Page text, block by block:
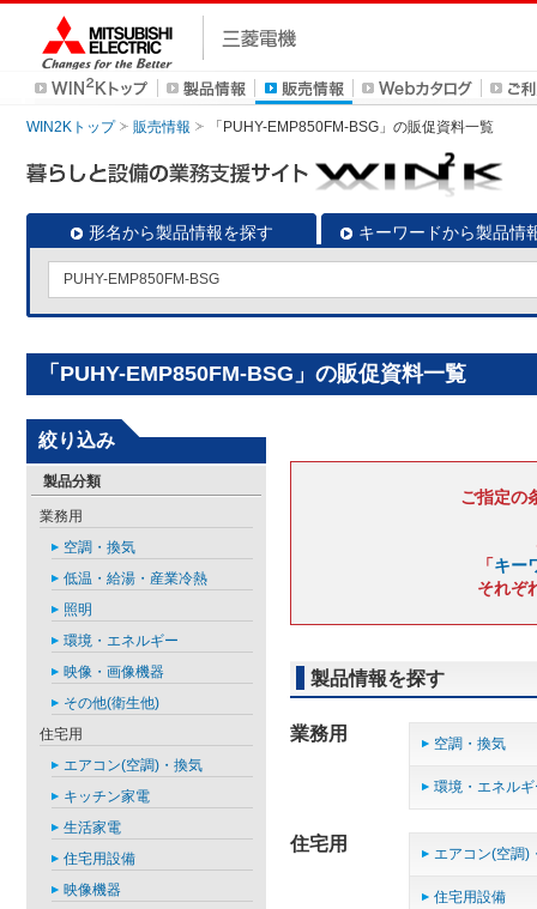
WIN2Kトップ 販売情報 「PUHY-EMP850FM-BSG」の販促資料一覧
形名から製品情報を探す キーワードから製品情
「PUHY-EMP850FM-BSG」の販促資料一覧
ご指定の
「キー
それぞ
製品情報を探す
業務用 空調・換気
環境・エネル
住宅用 エアコン(空調)
住宅用設備
絞り込み
製品分類
業務用
空調・換気
低温・給湯・産業冷熱
照明
環境・エネルギー
映像・画像機器
その他(衛生他)
住宅用
エアコン(空調)・換気
キッチン家電
生活家電
住宅用設備
映像機器